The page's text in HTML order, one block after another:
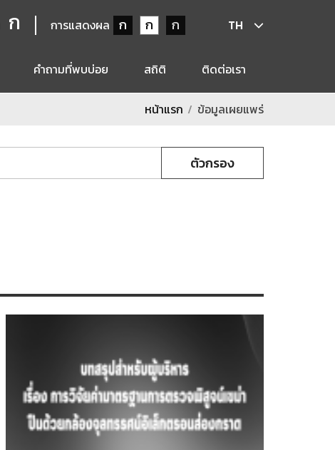
ก การแสดงผล ก ก ก TH
คำถามที่พบบ่อย สถิติ ติดต่อเรา
หน้าแรก ข้อมูลเผยแพร่
ตัวกรอง